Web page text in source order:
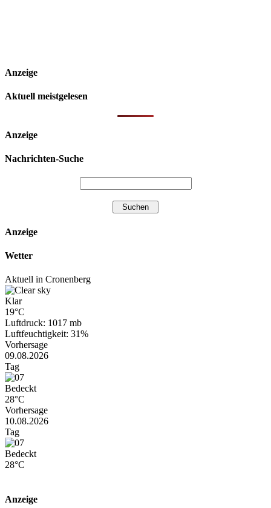
Anzeige
Aktuell meistgelesen
Anzeige
Nachrichten-Suche
Anzeige
Wetter
Aktuell in Cronenberg
Klar
19°C
Luftdruck: 1017 mb
Luftfeuchtigkeit: 31%
Vorhersage
09.08.2026
Tag
Bedeckt
28°C
Vorhersage
10.08.2026
Tag
Bedeckt
28°C
Anzeige